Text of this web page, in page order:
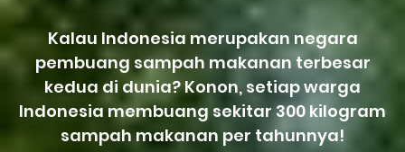
Kalau Indonesia merupakan negara
pembuang sampah makanan terbesar
kedua di dunia? Konon, setiap warga
Indonesia membuang sekitar 300 kilogram
sampah makanan per tahunnya!